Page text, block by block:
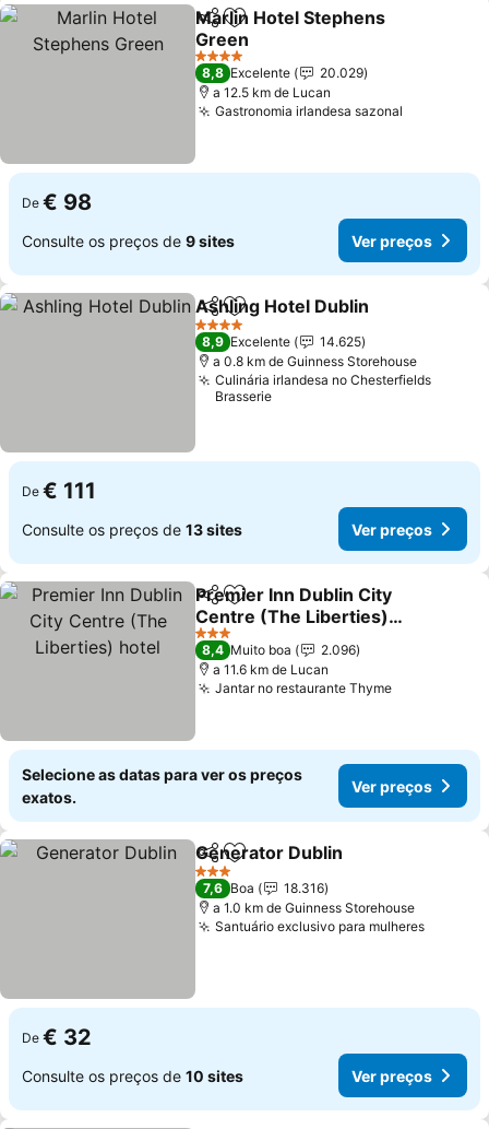
PartilharAdicionar aos favoritos
Marlin Hotel Stephens
Green
Ver preços
4 Estrelas
8,8 Excelente
20.029
a 12.5 km de Lucan
Gastronomia irlandesa sazonal
De € 98
Consulte os preços de 9 sites Ver preços
PartilharAdicionar aos favoritos
Ashling Hotel Dublin
4 Estrelas
8,9 Excelente
14.625
a 0.8 km de Guinness Storehouse
Culinária irlandesa no Chesterfields
Brasserie
De € 111
Consulte os preços de 13 sites Ver preços
PartilharAdicionar aos favoritos
Premier Inn Dublin City
Centre (The Liberties)
hotel
Ver preços
3 Estrelas
8,4 Muito boa
2.096
a 11.6 km de Lucan
Jantar no restaurante ThymeVer preços
Selecione as datas para ver os preços
exatos.
Ver preços
PartilharAdicionar aos favoritos
Generator Dublin
3 Estrelas
7,6 Boa
18.316
a 1.0 km de Guinness Storehouse
Santuário exclusivo para mulheresVer
De € 32
Consulte os preços de 10 sites Ver preços